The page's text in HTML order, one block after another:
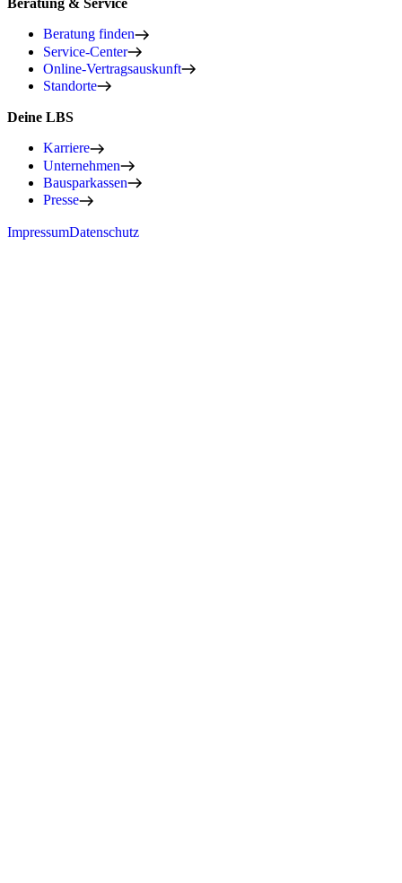
Beratung & Service
Beratung finden
Service-Center
Online-Vertragsauskunft
Standorte
Deine LBS
Karriere
Unternehmen
Bausparkassen
Presse
ImpressumDatenschutz